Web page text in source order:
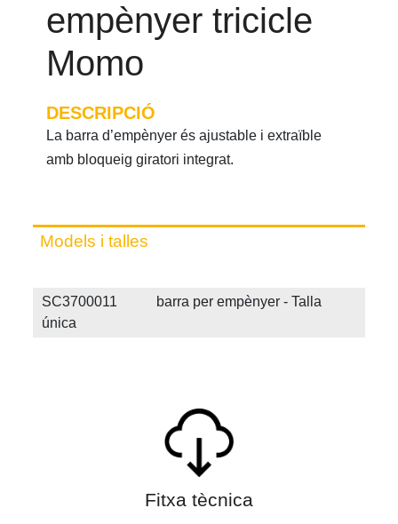
empènyer tricicle
Momo
DESCRIPCIÓ
La barra d’empènyer és ajustable i extraïble
amb bloqueig giratori integrat.
Models i talles
SC3700011 barra per empènyer - Talla
única
Fitxa tècnica